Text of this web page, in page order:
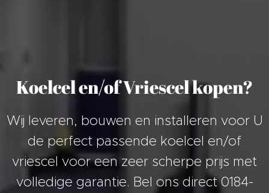
Koelcel en/of Vriescel kopen?
Wij leveren, bouwen en installeren voor U
de perfect passende koelcel en/of
vriescel voor een zeer scherpe prijs met
volledige garantie. Bel ons direct 0184-